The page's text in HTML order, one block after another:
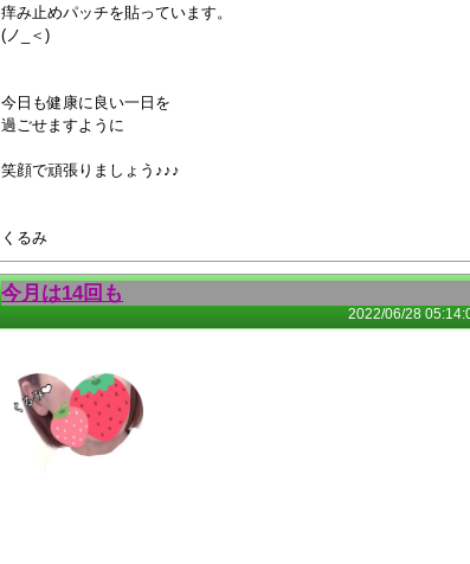
痒み止めパッチを貼っています。
(ノ_＜)
今日も健康に良い一日を
過ごせますように
笑顔で頑張りましょう♪♪♪
くるみ
今月は14回も
2022/06/28